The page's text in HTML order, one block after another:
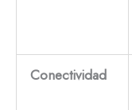
Conectividad